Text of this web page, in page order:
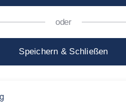
von
Wissenswertes und
oder
Speichern & Schließen